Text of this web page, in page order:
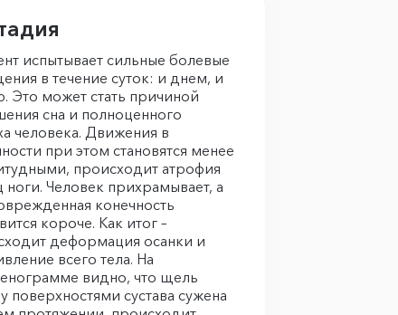
испытывает сильные болевые
в течение суток: и днем, и
Это может стать причиной
сна и полноценного
человека. Движения в
при этом становятся менее
происходит атрофия
Человек прихрамывает, а
конечность
короче. Как итог –
деформация осанки и
всего тела. На
видно, что щель
поверхностями сустава сужена